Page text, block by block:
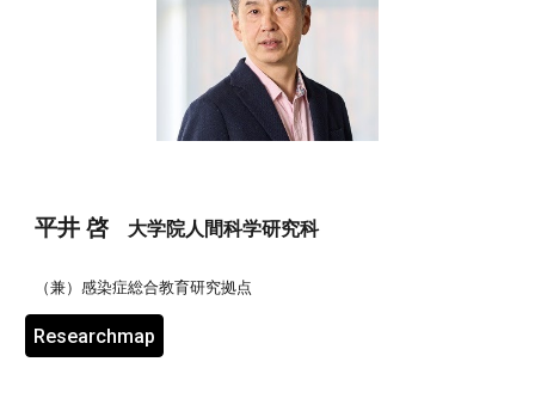
平井 啓 大学院人間科学研究科
（兼）感染症総合教育研究拠点
Researchmap